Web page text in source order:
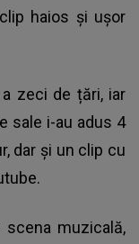
haios și ușor
zeci de țări, iar
sale i-au adus 4
dar și un clip cu
muzicală,